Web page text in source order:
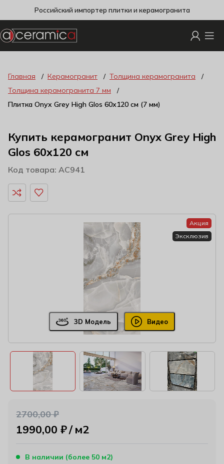
Российский импортер плитки и керамогранита
Главная Керамогранит
Толщина керамогранита
Толщина керамогранита 7 мм
Плитка Onyx Grey High Glos 60х120 см (7 мм)
Купить керамогранит Onyx Grey High
Glos 60х120 см
Код товара: AC941
3D Модель Видео
Акция
Эксклюзив
2700,00₽
1990,00 ₽ м2
В наличии (более 50 м2)